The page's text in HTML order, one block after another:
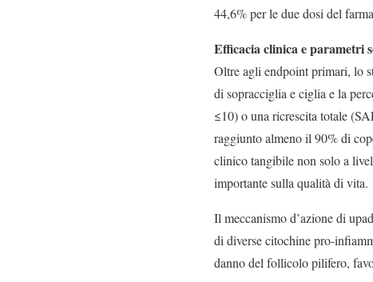
44,6% per le due dosi del
Efficacia clinica e parametri
Oltre agli endpoint primari, lo
di sopracciglia e ciglia e la
≤10) o una ricrescita totale
raggiunto almeno il 90% di
clinico tangibile non solo a
importante sulla qualità di vita.
Il meccanismo d’azione di
di diverse citochine pro-
danno del follicolo pilifero,